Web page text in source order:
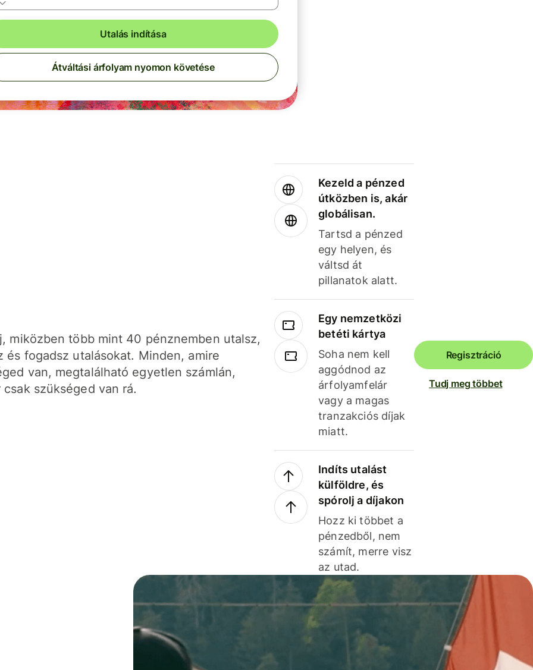
Utalás indítása
Átváltási árfolyam nyomon követése
miközben több mint 40 pénznemben utalsz,
és fogadsz utalásokat. Minden, amire
van, megtalálható egyetlen számlán,
csak szükséged van rá.
Kezeld a pénzed
útközben is, akár
globálisan.
Tartsd a pénzed
egy helyen, és
váltsd át
pillanatok alatt.
Egy nemzetközi
betéti kártya
Soha nem kell
aggódnod az
árfolyamfelár
vagy a magas
tranzakciós díjak
miatt.
Indíts utalást
külföldre, és
spórolj a díjakon
Hozz ki többet a
pénzedből, nem
számít, merre visz
az utad.
Regisztráció
Tudj meg többet